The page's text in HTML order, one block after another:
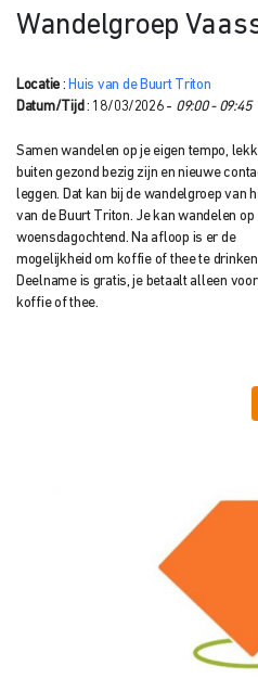
Wandelgroep
Locatie : Huis van de Buurt Triton
Datum/Tijd : 18/03/2026 - 09:00 - 09:45
Samen wandelen op je eigen tempo,
buiten gezond bezig zijn en nieuwe
leggen. Dat kan bij de wandelgroep van
van de Buurt Triton. Je kan wandelen op
woensdagochtend. Na afloop is er de
mogelijkheid om koffie of thee te drinken.
Deelname is gratis, je betaalt alleen
koffie of thee.